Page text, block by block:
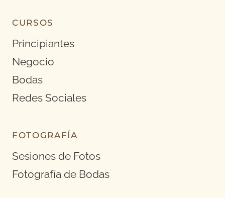
CURSOS
Principiantes
Negocio
Bodas
Redes Sociales
FOTOGRAFÍA
Sesiones de Fotos
Fotografía de Bodas